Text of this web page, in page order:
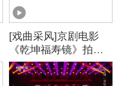
[戏曲采风]京剧电影
《乾坤福寿镜》拍摄
纪实